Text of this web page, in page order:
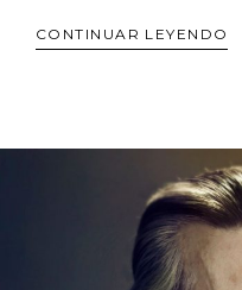
CONTINUAR LEYENDO